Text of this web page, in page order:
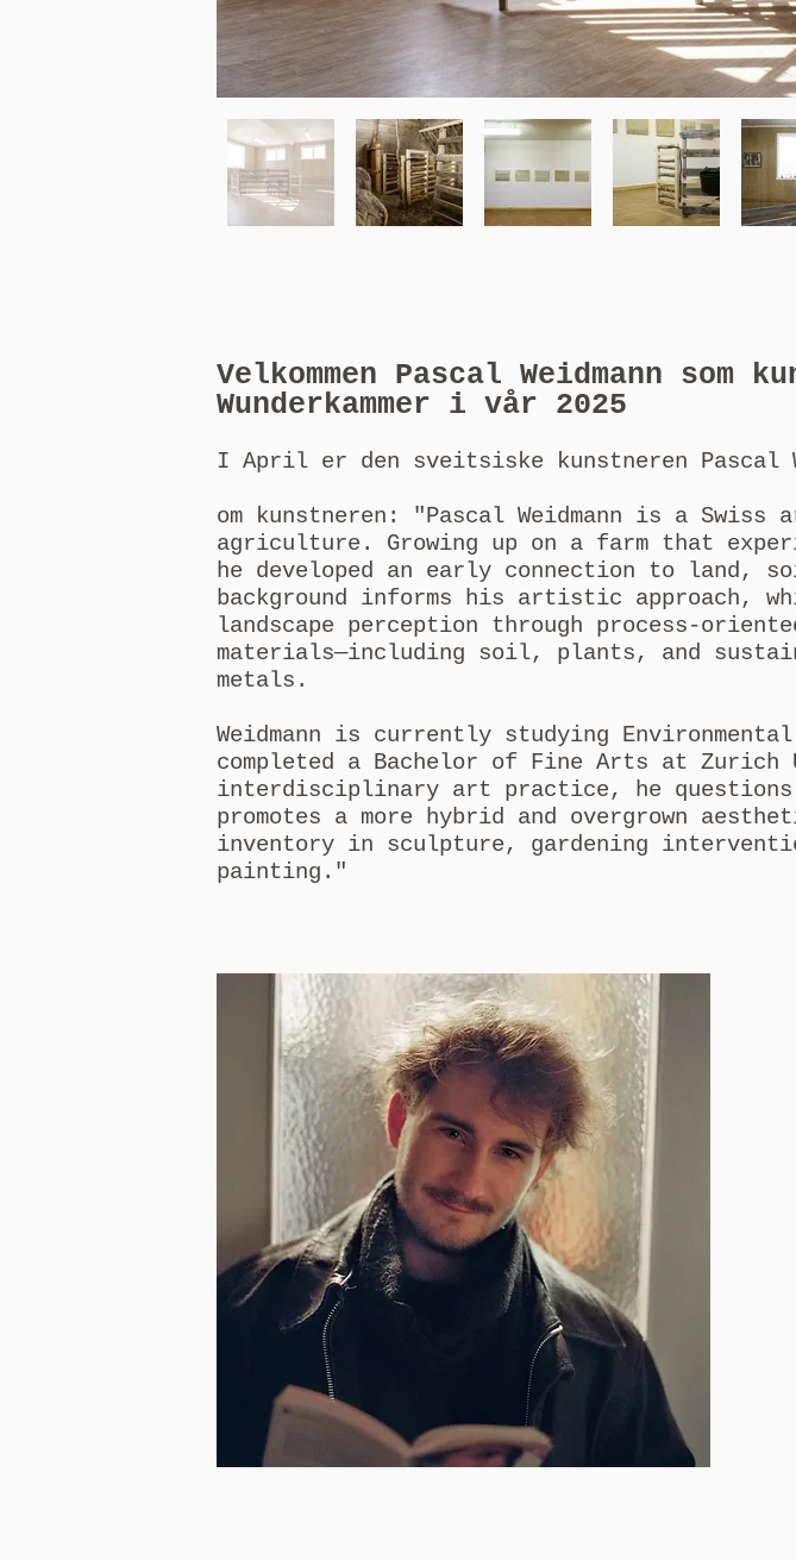
Velkommen Pascal Weidmann
Wunderkammer i vår 2025
I April er den sveitsiske kunstneren Pascal
om kunstneren: "Pascal Weidmann is a
agriculture. Growing up on a farm that
he developed an early connection to land,
background informs his artistic approach,
landscape perception through process-
materials—including soil, plants, and
metals.
Weidmann is currently studying
completed a Bachelor of Fine Arts at
interdisciplinary art practice, he questions
promotes a more hybrid and overgrown
inventory in sculpture, gardening
painting."